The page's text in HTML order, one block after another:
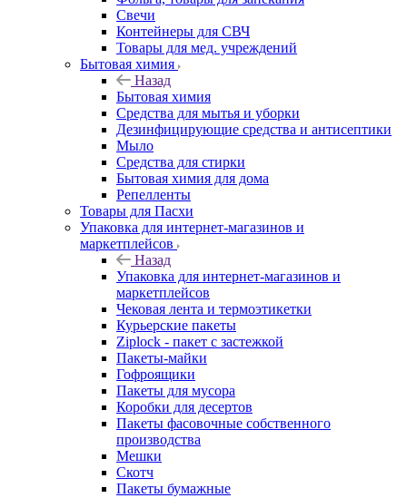
Свечи
Контейнеры для СВЧ
Товары для мед. учреждений
Бытовая химия
Назад
Бытовая химия
Средства для мытья и уборки
Дезинфицирующие средства и антисептики
Мыло
Средства для стирки
Бытовая химия для дома
Репелленты
Товары для Пасхи
Упаковка для интернет-магазинов и
маркетплейсов
Назад
Упаковка для интернет-магазинов и
маркетплейсов
Чековая лента и термоэтикетки
Курьерские пакеты
Ziplock - пакет с застежкой
Пакеты-майки
Гофроящики
Пакеты для мусора
Коробки для десертов
Пакеты фасовочные собственного
производства
Мешки
Скотч
Пакеты бумажные